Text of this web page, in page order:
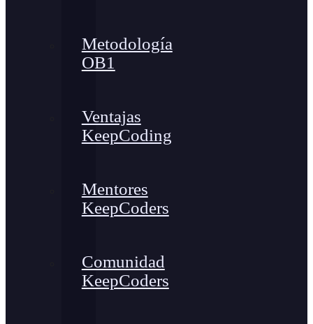
Metodología
OB1
Ventajas
KeepCoding
Mentores
KeepCoders
Comunidad
KeepCoders